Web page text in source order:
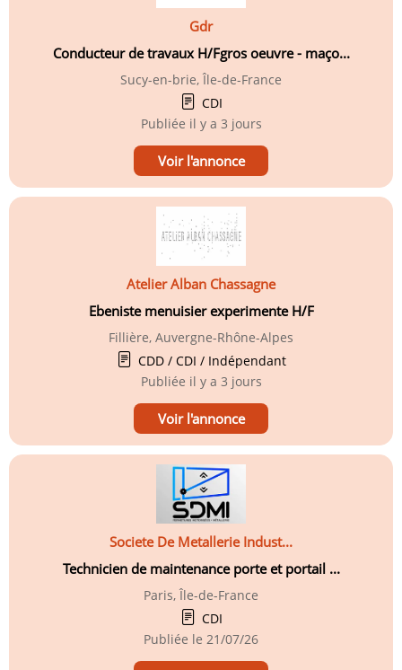
Gdr
Conducteur de travaux H/Fgros oeuvre - maço...
Sucy-en-brie, Île-de-France
CDI
Publiée il y a 3 jours
Voir l'annonce
Atelier Alban Chassagne
Ebeniste menuisier experimente H/F
Fillière, Auvergne-Rhône-Alpes
CDD / CDI / Indépendant
Publiée il y a 3 jours
Voir l'annonce
Societe De Metallerie Indust...
Technicien de maintenance porte et portail ...
Paris, Île-de-France
CDI
Publiée le 21/07/26